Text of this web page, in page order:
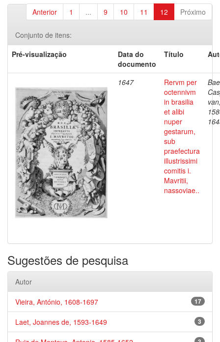
Anterior 1 ... 9 10 11 12 Próximo
Conjunto de itens:
Pré-visualização
Data do
documento
Título
1647
Rervm per
octennivm
in brasilia
et alibi
nuper
gestarum,
sub
praefectura
illustrissimi
comitis i.
Mavritii,
nassoviae..
Sugestões de pesquisa
Autor
17
Vieira, António, 1608-1697
3
Laet, Joannes de, 1593-1649